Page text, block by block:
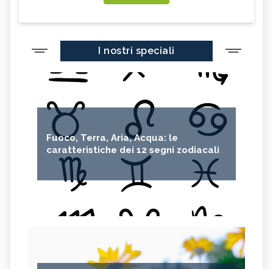
I nostri speciali
Fuoco, Terra, Aria, Acqua: le
caratteristiche dei 12 segni zodiacali